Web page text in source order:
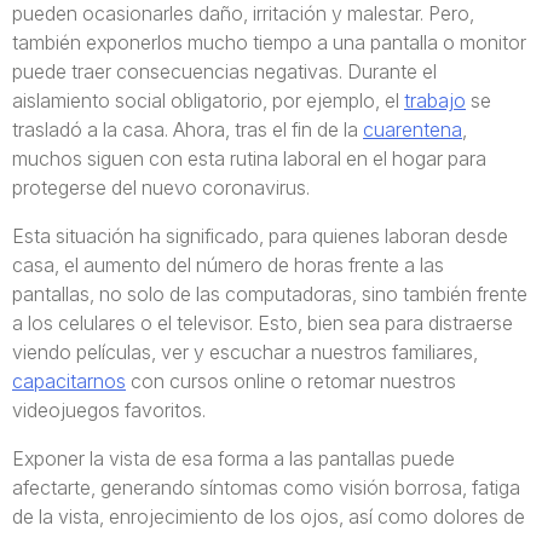
pueden ocasionarles daño, irritación y malestar. Pero,
también exponerlos mucho tiempo a una pantalla o monitor
puede traer consecuencias negativas. Durante el
aislamiento social obligatorio, por ejemplo, el trabajo se
trasladó a la casa. Ahora, tras el fin de la cuarentena,
muchos siguen con esta rutina laboral en el hogar para
protegerse del nuevo coronavirus.
Esta situación ha significado, para quienes laboran desde
casa, el aumento del número de horas frente a las
pantallas, no solo de las computadoras, sino también frente
a los celulares o el televisor. Esto, bien sea para distraerse
viendo películas, ver y escuchar a nuestros familiares,
capacitarnos con cursos online o retomar nuestros
videojuegos favoritos.
Exponer la vista de esa forma a las pantallas puede
afectarte, generando síntomas como visión borrosa, fatiga
de la vista, enrojecimiento de los ojos, así como dolores de